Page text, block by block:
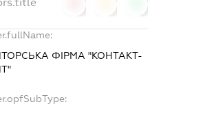
ФІРМА "КОНТАКТ-